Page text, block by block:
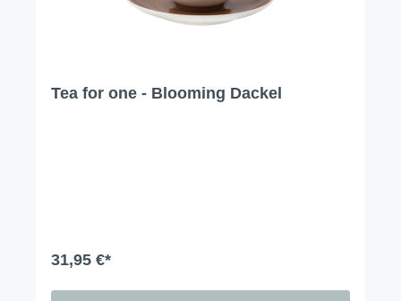
Tea for one - Blooming Dackel
31,95 €*